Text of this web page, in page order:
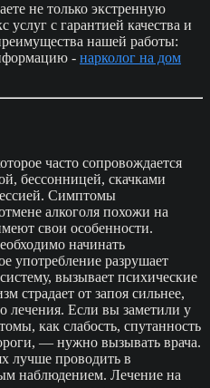
не только экстренную
с гарантией качества и
нашей работы:
- нарколог на дом
часто сопровождается
бессонницей, скачками
Симптомы
алкоголя похожи на
свои особенности.
начинать
употребление разрушает
вызывает психические
страдает от запоя сильнее,
лечения. Если вы заметили у
как слабость, спутанность
— нужно вызывать врача.
лучше проводить в
наблюдением. Лечение на